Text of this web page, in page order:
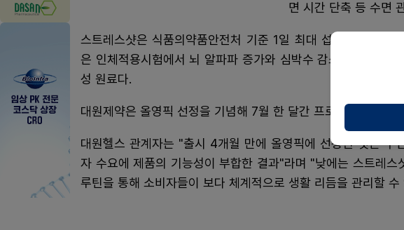
면 시간 단축 등 수면
스트레스샷은 식품의약품안전처 기준 1일 최대 섭취량인
은 인체적용시험에서 뇌 알파파 증가와 심박수 감소 등 긴장 완
성 원료다.
대원제약은 올영픽 선정을 기념해 7월 한 달간 프로모션도 함께
대원헬스 관계자는 "출시 4개월 만에 올영픽에 선정된 것은 수
자 수요에 제품의 기능성이 부합한 결과"라며 "낮에는 스트레스
루틴을 통해 소비자들이 보다 체계적으로 생활 리듬을 관리할